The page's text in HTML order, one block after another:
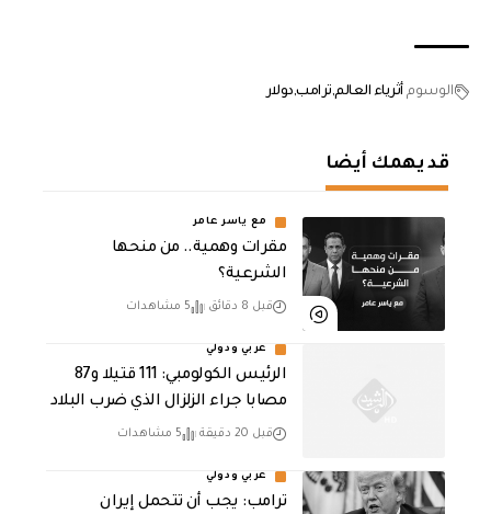
الوسوم أثرياء العالم ترامب دولار
قد يهمك أيضا
مع ياسر عامر
مقرات وهمية.. من منحها
الشرعية؟
قبل 8 دقائق 5 مشاهدات
عربي ودولي
الرئيس الكولومبي: 111 قتيلا و87
مصابا جراء الزلزال الذي ضرب البلاد
قبل 20 دقيقة 5 مشاهدات
عربي ودولي
ترامب: يجب أن تتحمل إيران